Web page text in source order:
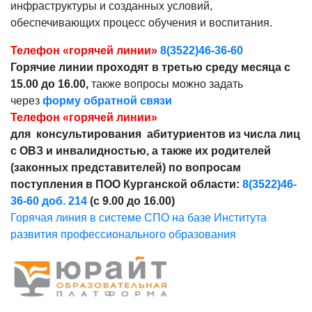
инфраструктуры и созданных условий,
обеспечивающих процесс обучения и воспитания.
Телефон «горячей линии» 8(3522)46-36-60
Горячие линии проходят в третью среду месяца с
15.00 до 16.00, также вопросы можно задать
через форму обратной связи
Телефон «горячей линии»
для консультирования абитуриентов из числа лиц
с ОВЗ и инвалидностью, а также их родителей
(законных представителей) по вопросам
поступления в ПОО Курганской области: 8(3522)46-
36-60 доб. 214 (с 9.00 до 16.00)
Горячая линия в системе СПО на базе Института
развития профессионального образования